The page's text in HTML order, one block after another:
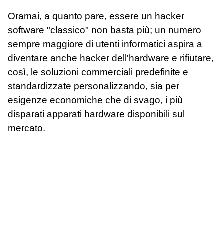
Oramai, a quanto pare, essere un hacker
software "classico" non basta più; un numero
sempre maggiore di utenti informatici aspira a
diventare anche hacker dell'hardware e rifiutare,
così, le soluzioni commerciali predefinite e
standardizzate personalizzando, sia per
esigenze economiche che di svago, i più
disparati apparati hardware disponibili sul
mercato.